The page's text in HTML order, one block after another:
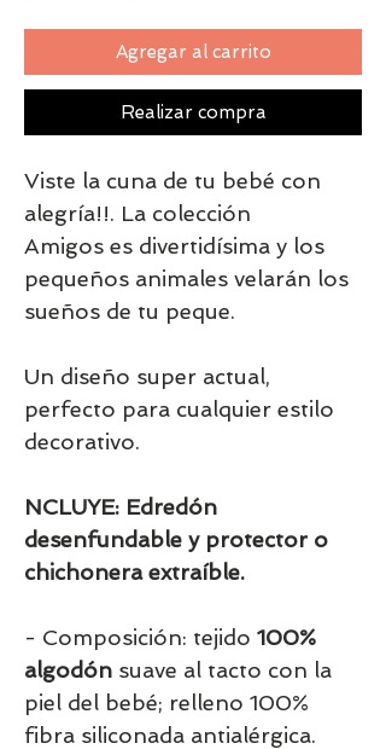
Agregar al carrito
Realizar compra
Viste la cuna de tu bebé con
alegría!!. La colección
Amigos es divertidísima y los
pequeños animales velarán los
sueños de tu peque.
Un diseño super actual,
perfecto para cualquier estilo
decorativo.
NCLUYE: Edredón
desenfundable y protector o
chichonera extraíble.
- Composición: tejido 100%
algodón suave al tacto con la
piel del bebé; relleno 100%
fibra siliconada antialérgica.